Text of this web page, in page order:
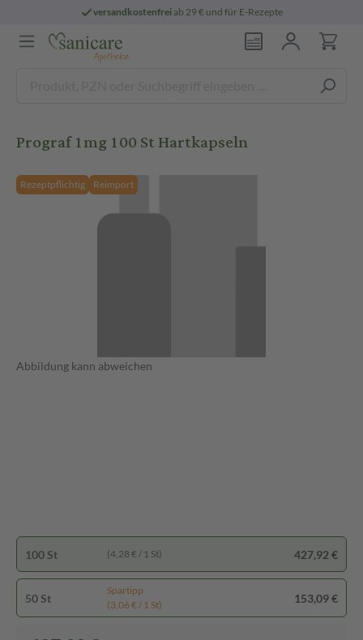
versandkostenfreiab 29 € und für E-Rezepte
Prograf 1mg 100 St Hartkapseln
Rezeptpflichtig Reimport
Abbildung kann abweichen
100 St (4,28 € / 1 St) 427,92 €
50 St
Spartipp
(3,06 € / 1 St)
153,09 €